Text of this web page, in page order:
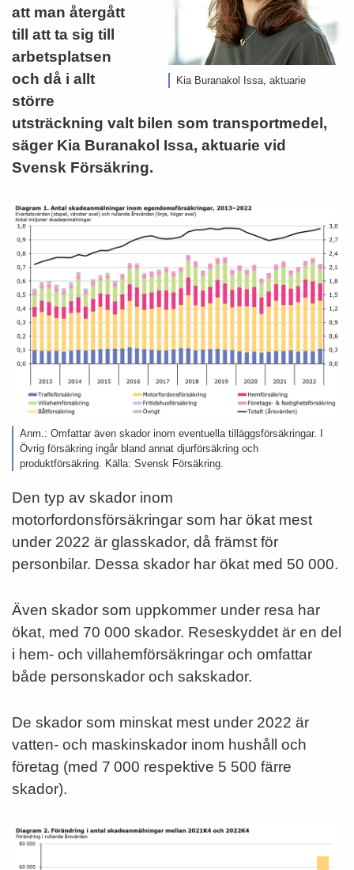
Kia Buranakol Issa, aktuarie
att man återgått
till att ta sig till
arbetsplatsen
och då i allt
större
utsträckning valt bilen som transportmedel,
säger Kia Buranakol Issa, aktuarie vid
Svensk Försäkring.
Anm.: Omfattar även skador inom eventuella tilläggsförsäkringar. I
Övrig försäkring ingår bland annat djurförsäkring och
produktförsäkring. Källa: Svensk Försäkring.
Den typ av skador inom
motorfordonsförsäkringar som har ökat mest
under 2022 är glasskador, då främst för
personbilar. Dessa skador har ökat med 50 000.
Även skador som uppkommer under resa har
ökat, med 70 000 skador. Reseskyddet är en del
i hem- och villahemförsäkringar och omfattar
både personskador och sakskador.
De skador som minskat mest under 2022 är
vatten- och maskinskador inom hushåll och
företag (med 7 000 respektive 5 500 färre
skador).